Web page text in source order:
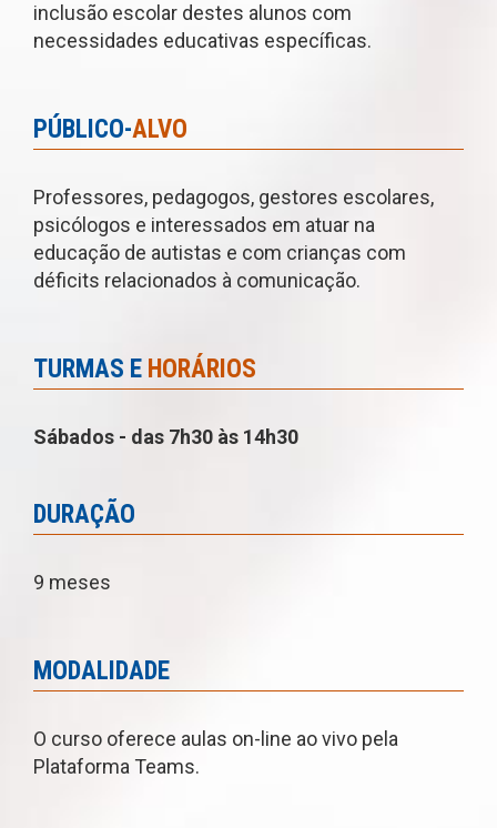
inclusão escolar destes alunos com
necessidades educativas específicas.
PÚBLICO-ALVO
Professores, pedagogos, gestores escolares,
psicólogos e interessados em atuar na
educação de autistas e com crianças com
déficits relacionados à comunicação.
TURMAS E HORÁRIOS
Sábados - das 7h30 às 14h30
DURAÇÃO
9 meses
MODALIDADE
O curso oferece aulas on-line ao vivo pela
Plataforma Teams.